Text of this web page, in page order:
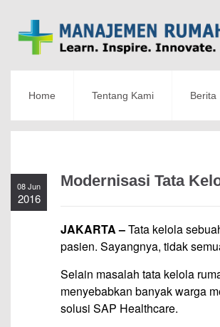
Home Tentang Kami Berita
08 Jun
2016
Modernisasi Tata
JAKARTA –Tata kelola
pasien. Sayangnya, tidak
Selain masalah tata kelola
menyebabkan banyak warga
solusi SAP Healthcare.